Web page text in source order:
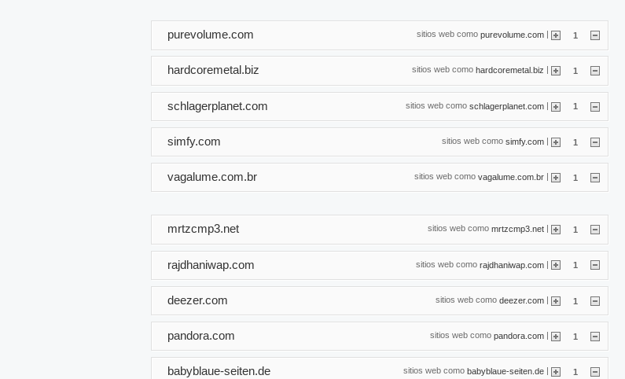
sitios web como purevolume.com | 1
purevolume.com
sitios web como hardcoremetal.biz 1
hardcoremetal.biz
sitios web como schlagerplanet.com | 1
schlagerplanet.com
sitios web como simfy.com | 1
simfy.com
sitios web como vagalume.com.br | 1
vagalume.com.br
sitios web como mrtzcmp3.net 1
mrtzcmp3.net
sitios web como rajdhaniwap.com | 1
rajdhaniwap.com
sitios web como deezer.com | 1
deezer.com
sitios web como pandora.com | 1
pandora.com
sitios web como babyblaue-seiten.de 1
babyblaue-seiten.de